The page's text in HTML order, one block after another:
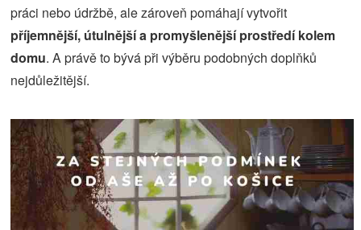
práci nebo údržbě, ale zároveň pomáhají vytvořit
příjemnější, útulnější a promyšlenější prostředí kolem
domu. A právě to bývá při výběru podobných doplňků
nejdůležitější.